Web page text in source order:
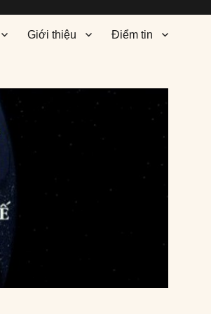
Giới thiệu Điểm tin